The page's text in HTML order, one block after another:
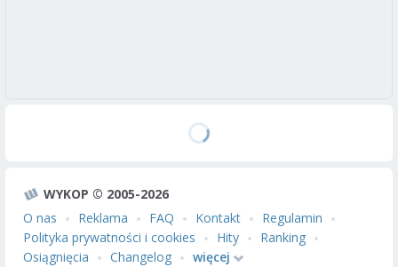
WYKOP © 2005-2026
O nas
Reklama FAQ Kontakt
Regulamin
Polityka prywatności i cookies
Hity
Ranking
Osiągnięcia
Changelog
więcej